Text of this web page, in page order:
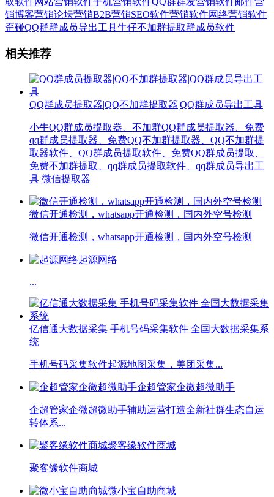
销博客营销论坛营销B2B营销SEO软件营销软件网络营销软件
歪碰QQ群群成员导出工具牛仔不加群提取群成员软件
相关推荐
QQ群成员提取器|QQ不加群提取器|QQ群成员导出工具
小牛QQ群成员提取器、不加群QQ群成员提取器、免费
qq群成员提取器、免费QQ不加群提取器、QQ不加群提
取器软件、QQ群成员提取软件、免费QQ群成员提取、
免费不加群提取、qq群成员提取软件、qq群成员导出工
具 微信提取器
微信开通检测，whatsapp开通检测，国内外空号检测
微信开通检测，whatsapp开通检测，国内外空号检测
起源网络
...
亿信通大数据采集 手机号码采集软件 全国大数据采集系
统
手机号码采集软件起源地图采集，美团采集...
企超管家企微超微助手
企超管家企微超微助手辅助运营打造全新社群生态自运
转体系...
聚客缘软件商城
聚客缘软件商城
微小宝自助商城